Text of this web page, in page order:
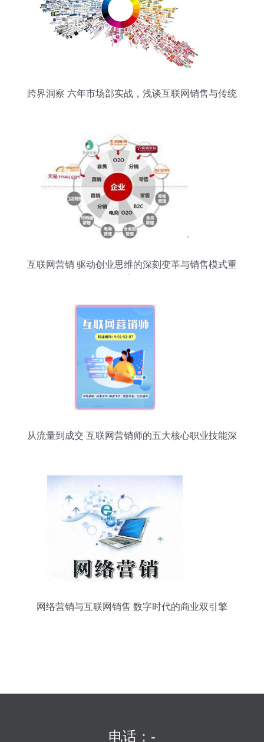
跨界洞察 六年市场部实战，浅谈互联网销售与传统
互联网营销 驱动创业思维的深刻变革与销售模式重
从流量到成交 互联网营销师的五大核心职业技能深
网络营销与互联网销售 数字时代的商业双引擎
电话：-